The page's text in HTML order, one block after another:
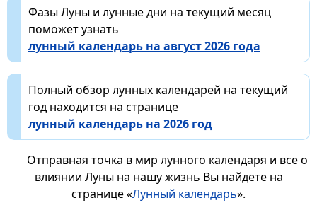
Фазы Луны и лунные дни на текущий месяц
поможет узнать
лунный календарь на август 2026 года
Полный обзор лунных календарей на текущий
год находится на странице
лунный календарь на 2026 год
Отправная точка в мир лунного календаря и все о
влиянии Луны на нашу жизнь Вы найдете на
странице «Лунный календарь».